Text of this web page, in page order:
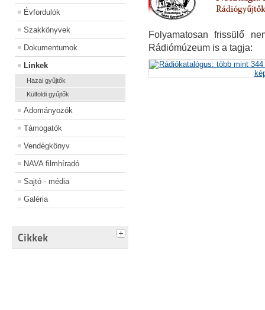
Évfordulók
Szakkönyvek
Dokumentumok
Linkek
Hazai gyűjtők
Külföldi gyűjtők
Adományozók
Támogatók
Vendégkönyv
NAVA filmhíradó
Sajtó - média
Galéria
Cikkek
Folyamatosan frissülő
Rádiómúzeum is a tagja: